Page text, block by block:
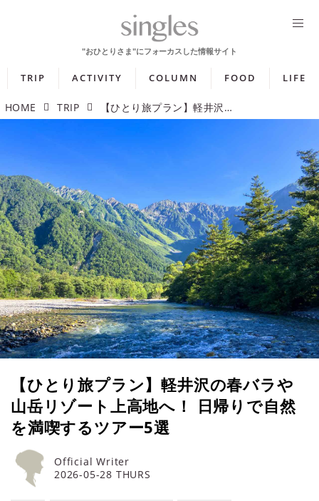
TRIP ACTIVITY COLUMN FOOD LIFE
HOME TRIP 【ひとり旅プラン】軽井沢の春バラや山岳リゾート上高地へ！ 日帰りで自然を満喫するツアー5選
【ひとり旅プラン】軽井沢の春バラや
山岳リゾート上高地へ！ 日帰りで自然
を満喫するツアー5選
2026-05-28 THURS
Official Writer